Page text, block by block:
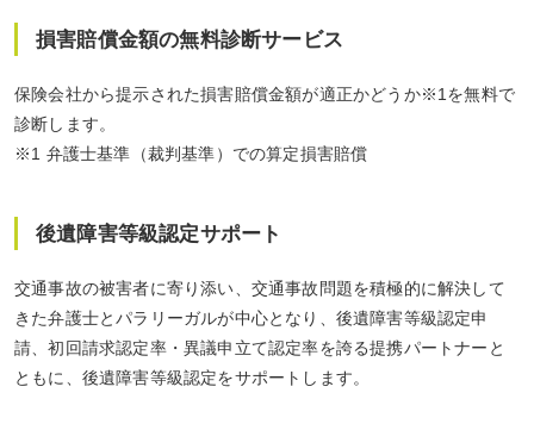
損害賠償金額の無料診断サービス
保険会社から提示された損害賠償金額が適正かどうか※1を無料で
診断します。
※1 弁護士基準（裁判基準）での算定損害賠償
後遺障害等級認定サポート
交通事故の被害者に寄り添い、交通事故問題を積極的に解決して
きた弁護士とパラリーガルが中心となり、後遺障害等級認定申
請、初回請求認定率・異議申立て認定率を誇る提携パートナーと
ともに、後遺障害等級認定をサポートします。